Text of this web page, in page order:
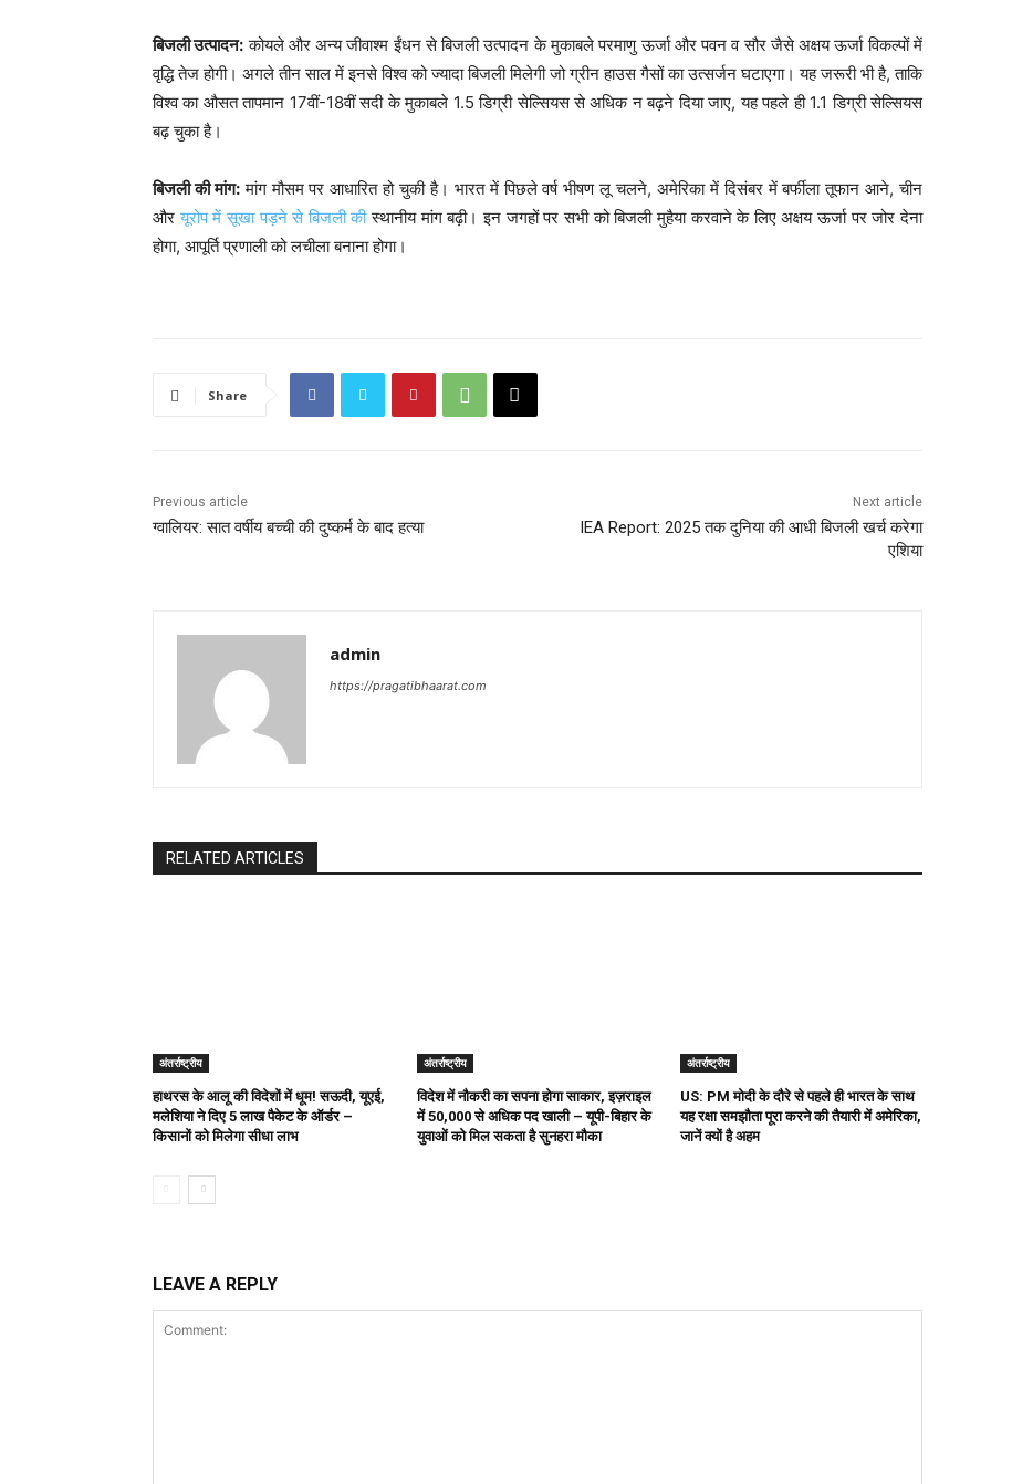
बिजली उत्पादन: कोयले और अन्य जीवाश्म ईंधन से बिजली उत्पादन के मुकाबले परमाणु ऊर्जा और पवन व सौर जैसे अक्षय ऊर्जा विकल्पों में
वृद्धि तेज होगी। अगले तीन साल में इनसे विश्व को ज्यादा बिजली मिलेगी जो ग्रीन हाउस गैसों का उत्सर्जन घटाएगा। यह जरूरी भी है, ताकि
विश्व का औसत तापमान 17वीं-18वीं सदी के मुकाबले 1.5 डिग्री सेल्सियस से अधिक न बढ़ने दिया जाए, यह पहले ही 1.1 डिग्री सेल्सियस
बढ़ चुका है।
बिजली की मांग:मांग मौसम पर आधारित हो चुकी है। भारत में पिछले वर्ष भीषण लू चलने, अमेरिका में दिसंबर में बर्फीला तूफान आने, चीन
औरयूरोप में सूखा पड़ने से बिजली कीस्थानीय मांग बढ़ी। इन जगहों पर सभी को बिजली मुहैया करवाने के लिए अक्षय ऊर्जा पर जोर देना
होगा, आपूर्ति प्रणाली को लचीला बनाना होगा।
Share
Previous article
ग्वालियर: सात वर्षीय बच्ची की दुष्कर्म के बाद हत्या
Next article
IEA Report: 2025 तक दुनिया की आधी बिजली खर्च करेगा
एशिया
admin
https://pragatibhaarat.com
RELATED ARTICLES
अंतर्राष्ट्रीय
हाथरस के आलू की विदेशों में धूम! सऊदी, यूएई,
मलेशिया ने दिए 5 लाख पैकेट के ऑर्डर –
किसानों को मिलेगा सीधा लाभ
अंतर्राष्ट्रीय
विदेश में नौकरी का सपना होगा साकार, इज़राइल
में 50,000 से अधिक पद खाली – यूपी-बिहार के
युवाओं को मिल सकता है सुनहरा मौका
अंतर्राष्ट्रीय
US: PM मोदी के दौरे से पहले ही भारत के साथ
यह रक्षा समझौता पूरा करने की तैयारी में अमेरिका,
जानें क्यों है अहम
LEAVE A REPLY